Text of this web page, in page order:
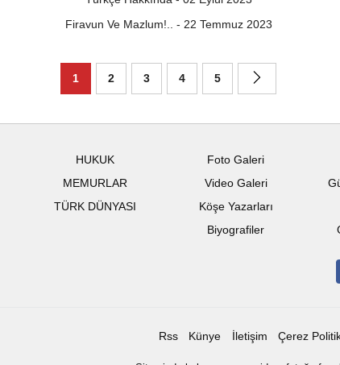
Firavun Ve Mazlum!.. - 22 Temmuz 2023
1 2 3 4 5
HUKUK
MEMURLAR
TÜRK DÜNYASI
Foto Galeri
Video Galeri
Köşe Yazarları
Biyografiler
Rss Künye İletişim Çerez